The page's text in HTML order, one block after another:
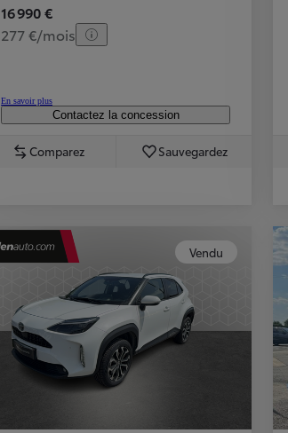
16 990 €
277 €/mois
En savoir plus
Contactez la concession
Comparez Sauvegardez
Vendu